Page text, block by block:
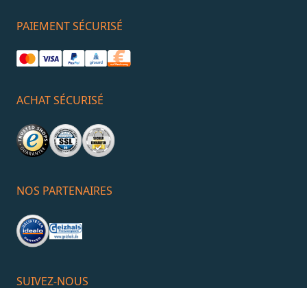
PAIEMENT SÉCURISÉ
ACHAT SÉCURISÉ
NOS PARTENAIRES
SUIVEZ-NOUS